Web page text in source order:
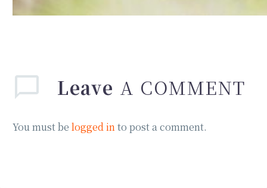
Leave A COMMENT
You must be logged into post a comment.